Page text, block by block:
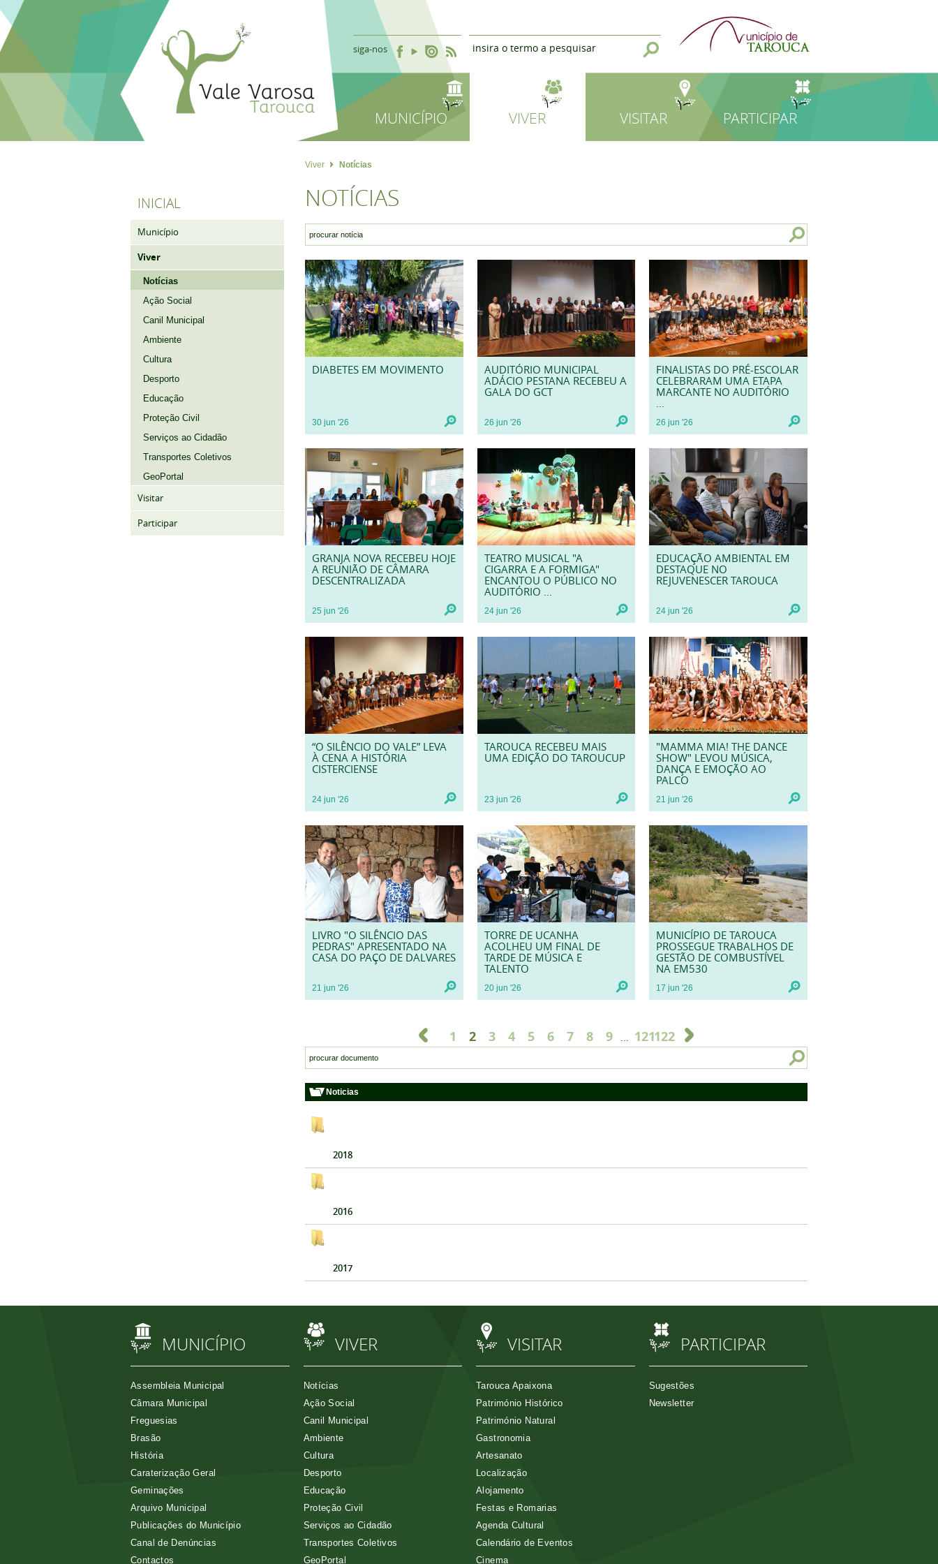
siga-nos
MUNICÍPIO VIVER VISITAR PARTICIPAR
INICIAL
Município
Viver
Notícias
Ação Social
Canil Municipal
Ambiente
Cultura
Desporto
Educação
Proteção Civil
Serviços ao Cidadão
Transportes Coletivos
GeoPortal
Visitar
Participar
Viver Notícias
NOTÍCIAS
DIABETES EM MOVIMENTO
30 jun '26
AUDITÓRIO MUNICIPAL
ADÁCIO PESTANA RECEBEU A
GALA DO GCT
26 jun '26
FINALISTAS DO PRÉ-ESCOLAR
CELEBRARAM UMA ETAPA
MARCANTE NO AUDITÓRIO
26 jun '26
GRANJA NOVA RECEBEU HOJE
A REUNIÃO DE CÂMARA
DESCENTRALIZADA
25 jun '26
TEATRO MUSICAL "A
CIGARRA E A FORMIGA"
ENCANTOU O PÚBLICO NO
AUDITÓRIO ...
24 jun '26
EDUCAÇÃO AMBIENTAL EM
DESTAQUE NO
REJUVENESCER TAROUCA
24 jun '26
“O SILÊNCIO DO VALE” LEVA
À CENA A HISTÓRIA
CISTERCIENSE
24 jun '26
TAROUCA RECEBEU MAIS
UMA EDIÇÃO DO TAROUCUP
23 jun '26
"MAMMA MIA! THE DANCE
SHOW" LEVOU MÚSICA,
DANÇA E EMOÇÃO AO
PALCO
21 jun '26
LIVRO "O SILÊNCIO DAS
PEDRAS" APRESENTADO NA
CASA DO PAÇO DE DALVARES
21 jun '26
TORRE DE UCANHA
ACOLHEU UM FINAL DE
TARDE DE MÚSICA E
TALENTO
20 jun '26
MUNICÍPIO DE TAROUCA
PROSSEGUE TRABALHOS DE
GESTÃO DE COMBUSTÍVEL
NA EM530
17 jun '26
1 2 3 4 5 6 7 8 9 ... 121122
Noticias
2018
2016
2017
MUNICÍPIO
Assembleia Municipal
Câmara Municipal
Freguesias
Brasão
História
Caraterização Geral
Geminações
Arquivo Municipal
Publicações do Município
Canal de Denúncias
Contactos
VIVER
Notícias
Ação Social
Canil Municipal
Ambiente
Cultura
Desporto
Educação
Proteção Civil
Serviços ao Cidadão
Transportes Coletivos
GeoPortal
VISITAR
Tarouca Apaixona
Património Histórico
Património Natural
Gastronomia
Artesanato
Localização
Alojamento
Festas e Romarias
Agenda Cultural
Calendário de Eventos
Cinema
PARTICIPAR
Sugestões
Newsletter